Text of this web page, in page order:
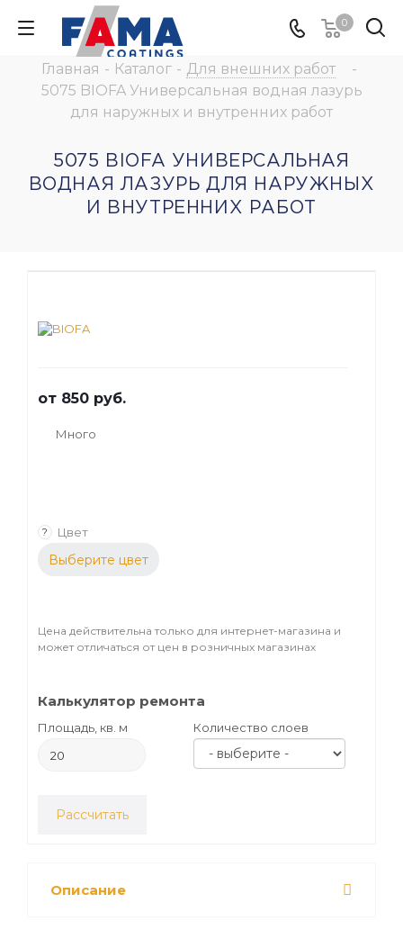
0
Главная - Каталог - Для внешних работ
-
5075 BIOFA Универсальная водная лазурь
для наружных и внутренних работ
5075 BIOFA УНИВЕРСАЛЬНАЯ
ВОДНАЯ ЛАЗУРЬ ДЛЯ НАРУЖНЫХ
И ВНУТРЕННИХ РАБОТ
от 850 руб.
Много
? Цвет
Выберите цвет
Цена действительна только для интернет-магазина и
может отличаться от цен в розничных магазинах
Калькулятор ремонта
Площадь, кв. м Количество слоев
Рассчитать
Описание